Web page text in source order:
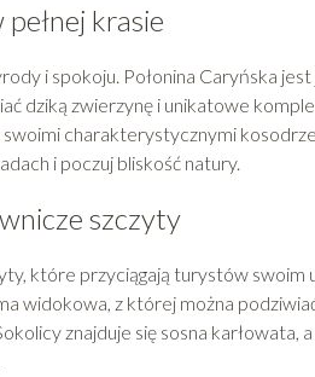
krasie
i spokoju. Połonina Caryńska
dziką zwierzynę i unikatowe
charakterystycznymi
i poczuj bliskość natury.
szczyty
które przyciągają turystów
widokowa, z której można
znajduje się sosna karłowata,